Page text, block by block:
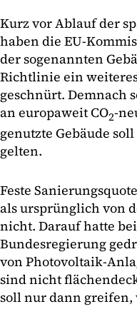
Kurz vor Ablauf der
haben die EU-
der sogenannten
Richtlinie ein
geschnürt. Demnach
an europaweit CO2-
genutzte Gebäude
gelten.
Feste
als ursprünglich von
nicht. Darauf hatte
Bundesregierung
von Photovoltaik-
sind nicht
soll nur dann